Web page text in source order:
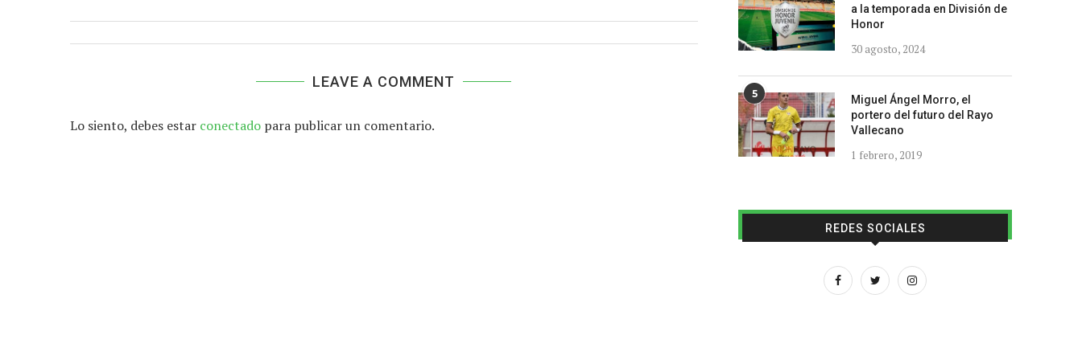
LEAVE A COMMENT
Lo siento, debes estar conectado para publicar un comentario.
a la temporada en División de
Honor
30 agosto, 2024
5
Miguel Ángel Morro, el
portero del futuro del Rayo
Vallecano
1 febrero, 2019
REDES SOCIALES